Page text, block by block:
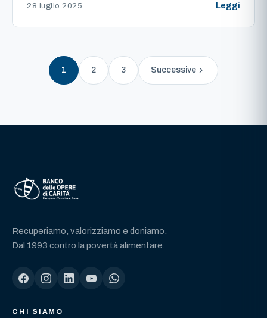
28 luglio 2025 Leggi
1 2 3 Successive
Recuperiamo, valorizziamo e doniamo.
Dal 1993 contro la povertà alimentare.
CHI SIAMO